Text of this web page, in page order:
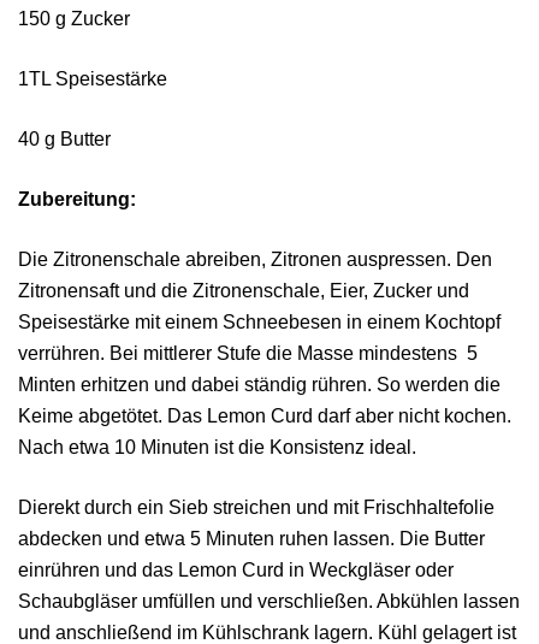
150 g Zucker
1TL Speisestärke
40 g Butter
Zubereitung:
Die Zitronenschale abreiben, Zitronen auspressen. Den
Zitronensaft und die Zitronenschale, Eier, Zucker und
Speisestärke mit einem Schneebesen in einem Kochtopf
verrühren. Bei mittlerer Stufe die Masse mindestens 5
Minten erhitzen und dabei ständig rühren. So werden die
Keime abgetötet. Das Lemon Curd darf aber nicht kochen.
Nach etwa 10 Minuten ist die Konsistenz ideal.
Dierekt durch ein Sieb streichen und mit Frischhaltefolie
abdecken und etwa 5 Minuten ruhen lassen. Die Butter
einrühren und das Lemon Curd in Weckgläser oder
Schaubgläser umfüllen und verschließen. Abkühlen lassen
und anschließend im Kühlschrank lagern. Kühl gelagert ist